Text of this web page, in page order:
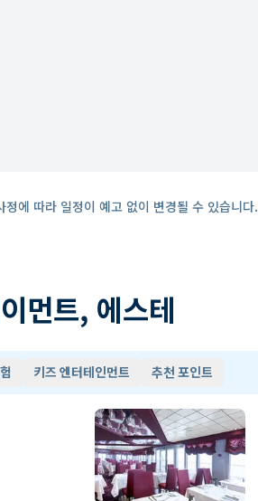
에 따라 일정이 예고 없이 변경될 수 있습니다.
먼트, 에스테
키즈 엔터테인먼트 추천 포인트